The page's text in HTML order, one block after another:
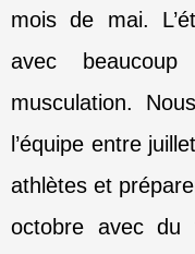
mois de mai.
avec
musculation.
l’équipe entre
athlètes et
octobre avec du